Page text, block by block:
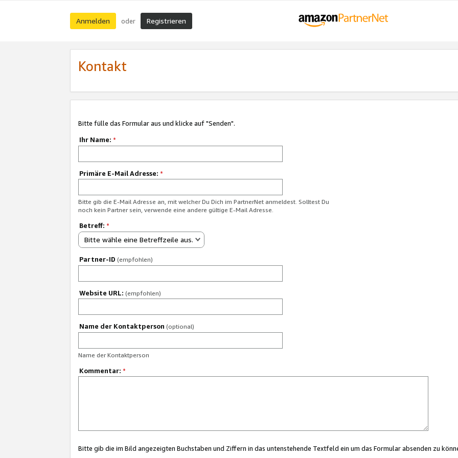
Anmelden oder Registrieren
Kontakt
Bitte fülle das Formular aus und klicke auf "Senden".
Ihr Name: *
Primäre E-Mail Adresse: *
Bitte gib die E-Mail Adresse an, mit welcher Du Dich im PartnerNet anmeldest. Solltest Du
noch kein Partner sein, verwende eine andere gültige E-Mail Adresse.
Betreff: *
Bitte wähle eine Betreffzeile aus.
Partner-ID (empfohlen)
Website URL: (empfohlen)
Name der Kontaktperson (optional)
Name der Kontaktperson
Kommentar: *
Bitte gib die im Bild angezeigten Buchstaben und Ziffern in das untenstehende Textfeld ein um das Formular absenden zu